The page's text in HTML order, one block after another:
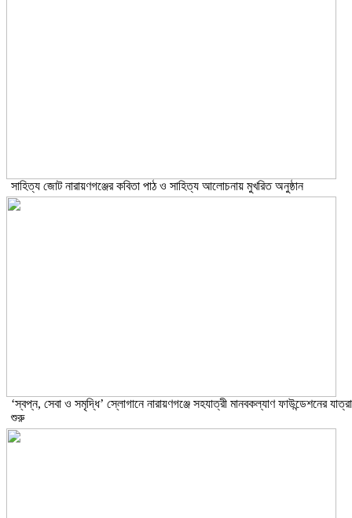
সাহিত্য জোট নারায়ণগঞ্জের কবিতা পাঠ ও সাহিত্য আলোচনায় মুখরিত অনুষ্ঠান
‘স্বপ্ন, সেবা ও সমৃদ্ধি’ স্লোগানে নারায়ণগঞ্জে সহযাত্রী মানবকল্যাণ ফাউন্ডেশনের যাত্রা
শুরু